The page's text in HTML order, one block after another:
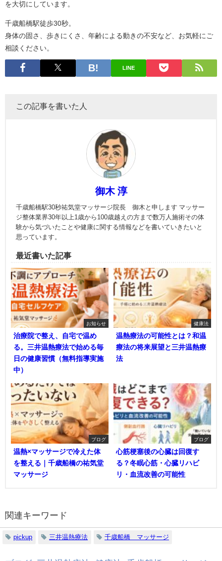
を大切にしています。
千歳船橋駅徒歩30秒。
身体の固さ、歩きにくさ、年齢による動きの不安など、お気軽にご
相談ください。
LINE
この記事を書いた人
御木 淳
千歳船橋駅30秒祐気堂マッサージ院長 御木と申します マッサー
ジ整体業界30年以上1歳から100歳越えの方まで数万人施術その体
験から気づいたことや健康に関する情報などを書いていきたいと
思っています。
最近書いた記事
お知らせ
治療院で整え、自宅で温め
る。三井温熱療法で始める毎
日の健康習慣（無料指導実施
中）
健康法
温熱療法の可能性とは？和温
療法の将来展望と三井温熱療
法
ブログ
温熱×マッサージで冷えた体
を整える｜千歳船橋の祐気堂
マッサージ
ブログ
心筋梗塞後の心臓は回復す
る？冬眠心筋・心臓リハビ
リ・血流改善の可能性
関連キーワード
pickup 三井温熱療法 千歳船橋 マッサージ